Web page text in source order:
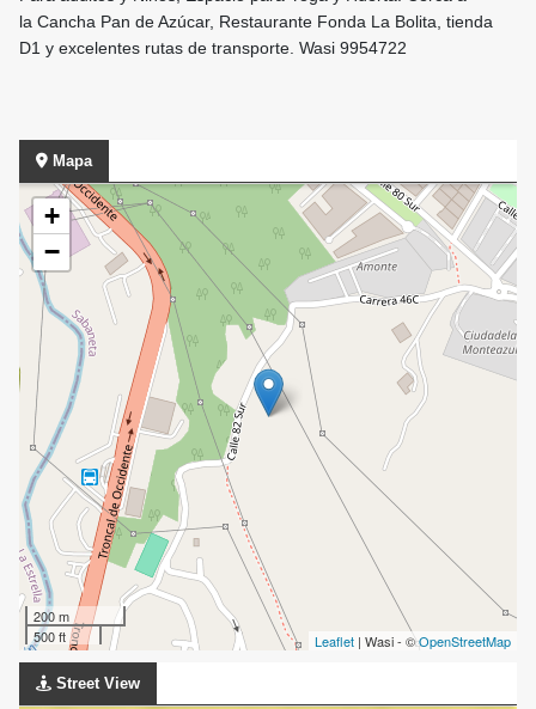
la Cancha Pan de Azúcar, Restaurante Fonda La Bolita, tienda
D1 y excelentes rutas de transporte. Wasi 9954722
Mapa
+
−
200 m
500 ft
Leaflet | Wasi - ©OpenStreetMap
Street View